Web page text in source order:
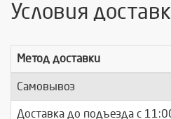
Условия
Метод доставки
Самовывоз
Доставка до подъезда c